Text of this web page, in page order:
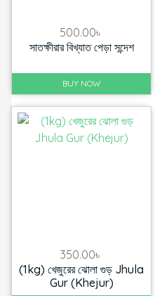
500.00৳
সাতক্ষীরার বিখ্যাত পেড়া সন্দেশ
BUY NOW
350.00৳
(1kg) খেজুরের ঝোলা গুড় Jhula
Gur (Khejur)